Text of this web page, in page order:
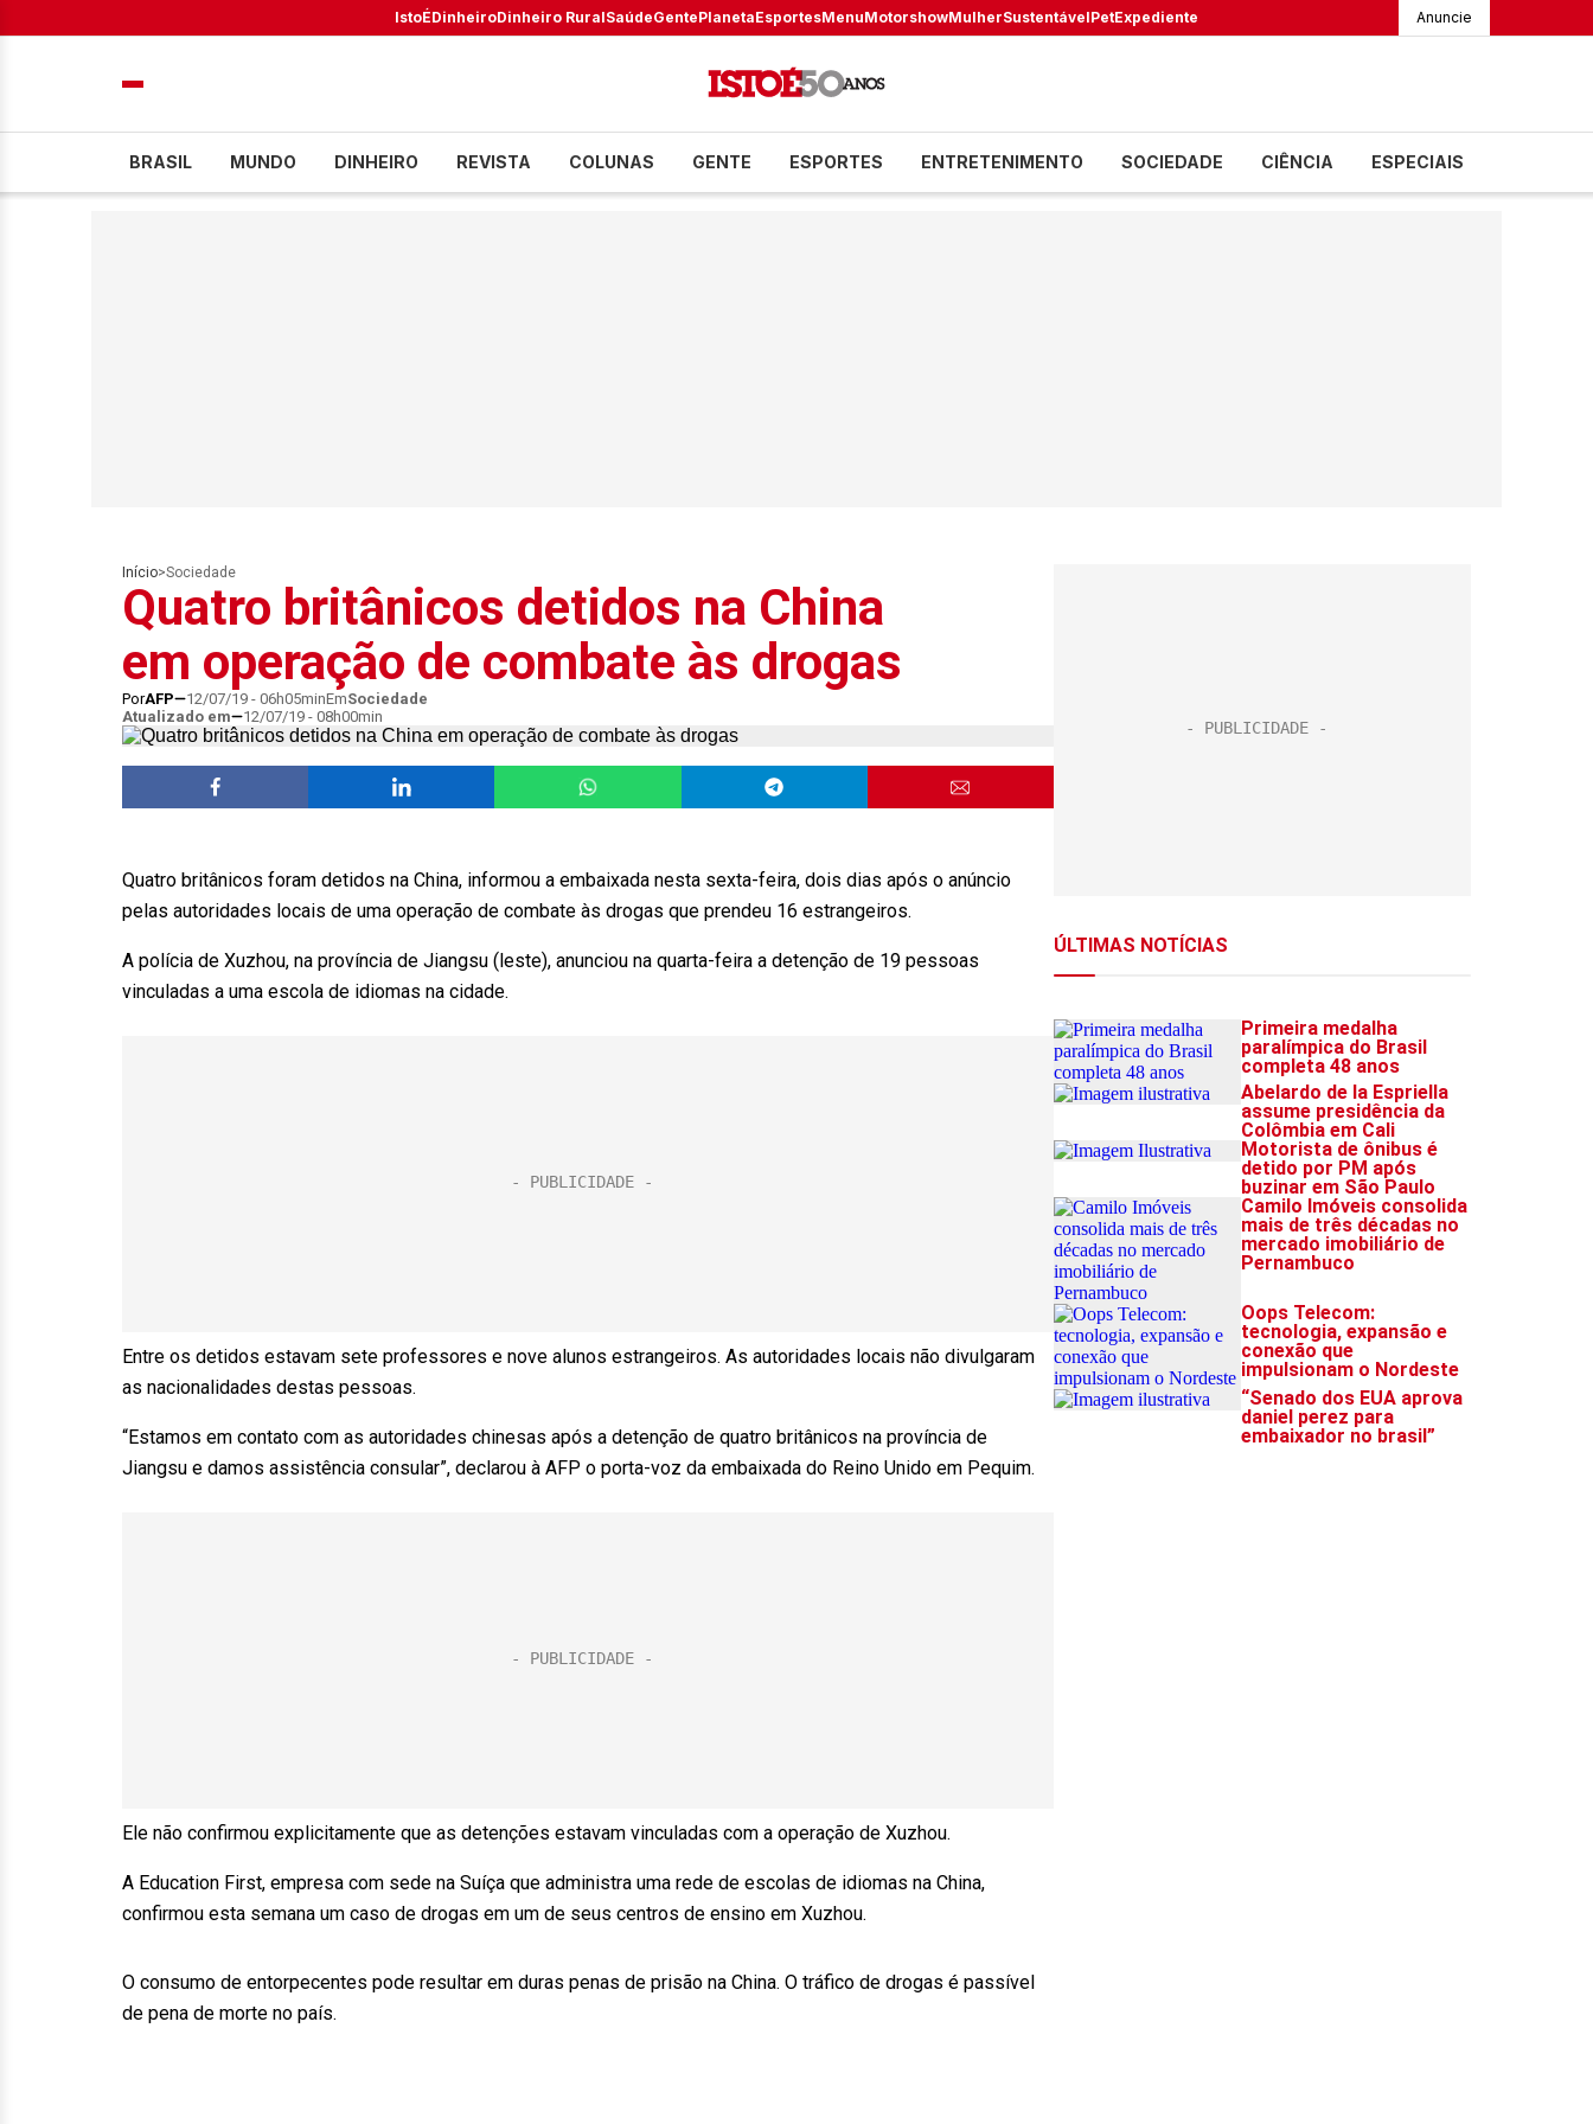
IstoÉDinheiroDinheiro RuralSaúdeGentePlanetaEsportesMenuMotorshowMulherSustentávelPetExpediente Anuncie
BRASIL MUNDO DINHEIRO REVISTA COLUNAS GENTE ESPORTES ENTRETENIMENTO SOCIEDADE CIÊNCIA ESPECIAIS
Início>Sociedade
Quatro britânicos detidos na China
em operação de combate às drogas
PorAFP 12/07/19 - 06h05minEmSociedade
Atualizado em
12/07/19 - 08h00min
Quatro britânicos foram detidos na China, informou a embaixada nesta sexta-feira, dois dias após o anúncio
pelas autoridades locais de uma operação de combate às drogas que prendeu 16 estrangeiros.
A polícia de Xuzhou, na província de Jiangsu (leste), anunciou na quarta-feira a detenção de 19 pessoas
vinculadas a uma escola de idiomas na cidade.
Entre os detidos estavam sete professores e nove alunos estrangeiros. As autoridades locais não divulgaram
as nacionalidades destas pessoas.
“Estamos em contato com as autoridades chinesas após a detenção de quatro britânicos na província de
Jiangsu e damos assistência consular”, declarou à AFP o porta-voz da embaixada do Reino Unido em Pequim.
Ele não confirmou explicitamente que as detenções estavam vinculadas com a operação de Xuzhou.
A Education First, empresa com sede na Suíça que administra uma rede de escolas de idiomas na China,
confirmou esta semana um caso de drogas em um de seus centros de ensino em Xuzhou.
O consumo de entorpecentes pode resultar em duras penas de prisão na China. O tráfico de drogas é passível
de pena de morte no país.